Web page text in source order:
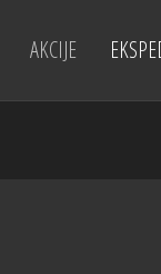
AKCIJE